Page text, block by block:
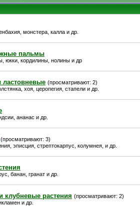
монстера, калла и др.
пальмы
юкки, кордилины, нолины и др
ластовневые (просматривают: 2)
хоя, церопегия, стапели и др.
ананас и др.
(просматривают: 3)
эписция, стрептокарпус, колумнея, и др.
банан, гранат и др.
клубневые растения (просматривают: 2)
и др.